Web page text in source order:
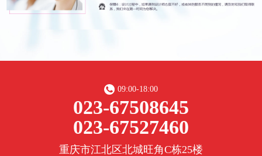
09:00-18:00
023-67508645
023-67527460
重庆市江北区北城旺角C栋25楼